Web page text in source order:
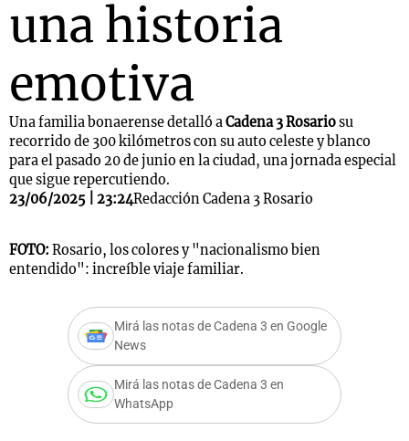
una historia
emotiva
Una familia bonaerense detalló aCadena 3 Rosariosu
recorrido de 300 kilómetros con su auto celeste y blanco
para el pasado 20 de junio en la ciudad, una jornada especial
que sigue repercutiendo.
23/06/2025 | 23:24Redacción Cadena 3 Rosario
FOTO: Rosario, los colores y "nacionalismo bien
entendido": increíble viaje familiar.
Mirá las notas de Cadena 3 en Google
News
Mirá las notas de Cadena 3 en
WhatsApp